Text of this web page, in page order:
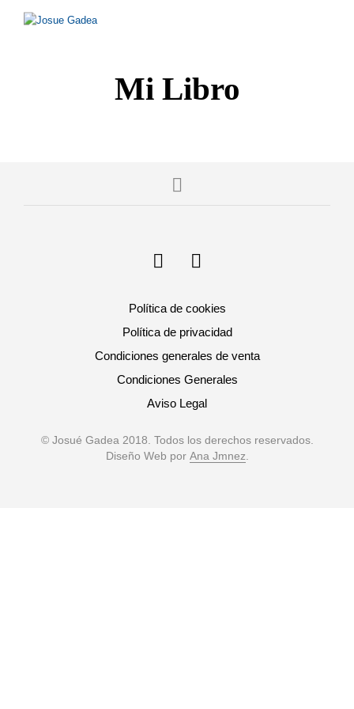
Mi Libro
Política de cookies
Política de privacidad
Condiciones generales de venta
Condiciones Generales
Aviso Legal
© Josué Gadea 2018. Todos los derechos reservados.
Diseño Web por Ana Jmnez